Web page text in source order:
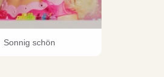
Sonnig schön